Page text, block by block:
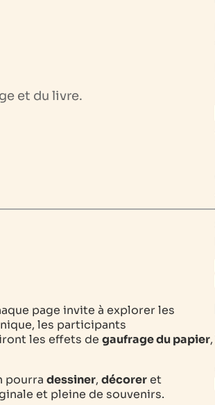
et du livre.
page invite à explorer les
les participants
les effets de gaufrage du papier,
pourra dessiner, décoreret
et pleine de souvenirs.